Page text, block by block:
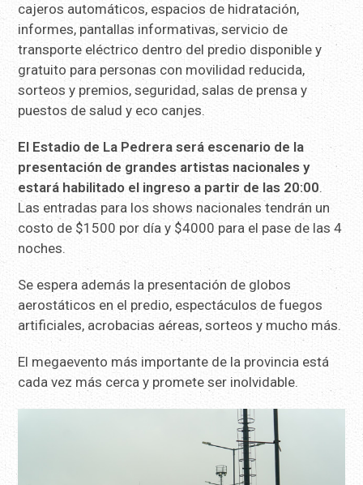
cajeros automáticos, espacios de hidratación,
informes, pantallas informativas, servicio de
transporte eléctrico dentro del predio disponible y
gratuito para personas con movilidad reducida,
sorteos y premios, seguridad, salas de prensa y
puestos de salud y eco canjes.
El Estadio de La Pedrera será escenario de la
presentación de grandes artistas nacionales y
estará habilitado el ingreso a partir de las 20:00.
Las entradas para los shows nacionales tendrán un
costo de $1500 por día y $4000 para el pase de las 4
noches.
Se espera además la presentación de globos
aerostáticos en el predio, espectáculos de fuegos
artificiales, acrobacias aéreas, sorteos y mucho más.
El megaevento más importante de la provincia está
cada vez más cerca y promete ser inolvidable.